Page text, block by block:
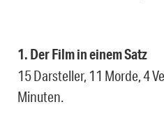
1. Der Film in einem Satz
15 Darsteller, 11 Morde, 4
Minuten.